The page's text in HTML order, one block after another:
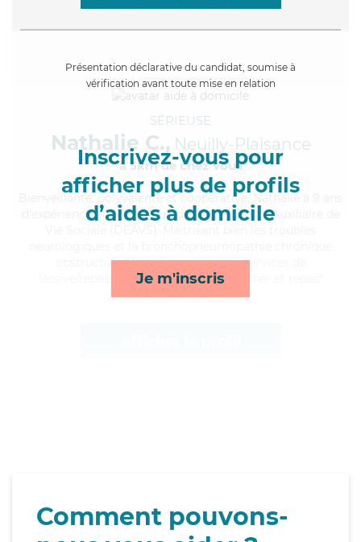
Présentation déclarative du candidat, soumise à
vérification avant toute mise en relation
Inscrivez-vous pour
afficher plus de profils
d’aides à domicile
Je m'inscris
SÉRIEUSE
Nathalie C., Neuilly-Plaisance
à 5km de chez Vous
, polyvalente et coopérative, Nathalie a 9 ans
d'expérience et possède un diplôme d'État d'Auxiliaire de
obstructive, Nathalie apporte ses services de
lessive/repassage, activités, lever/coucher et repas*
Comment pouvons-